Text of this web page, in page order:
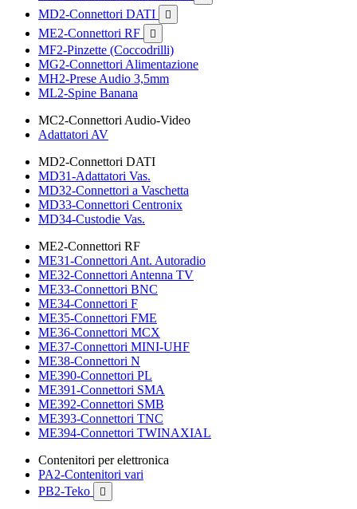
MD2-Connettori DATI 
ME2-Connettori RF 
MF2-Pinzette (Coccodrilli)
MG2-Connettori Alimentazione
MH2-Prese Audio 3,5mm
ML2-Spine Banana
MC2-Connettori Audio-Video
Adattatori AV
MD2-Connettori DATI
MD31-Adattatori Vas.
MD32-Connettori a Vaschetta
MD33-Connettori Centronix
MD34-Custodie Vas.
ME2-Connettori RF
ME31-Connettori Ant. Autoradio
ME32-Connettori Antenna TV
ME33-Connettori BNC
ME34-Connettori F
ME35-Connettori FME
ME36-Connettori MCX
ME37-Connettori MINI-UHF
ME38-Connettori N
ME390-Connettori PL
ME391-Connettori SMA
ME392-Connettori SMB
ME393-Connettori TNC
ME394-Connettori TWINAXIAL
Contenitori per elettronica
PA2-Contenitori vari
PB2-Teko
